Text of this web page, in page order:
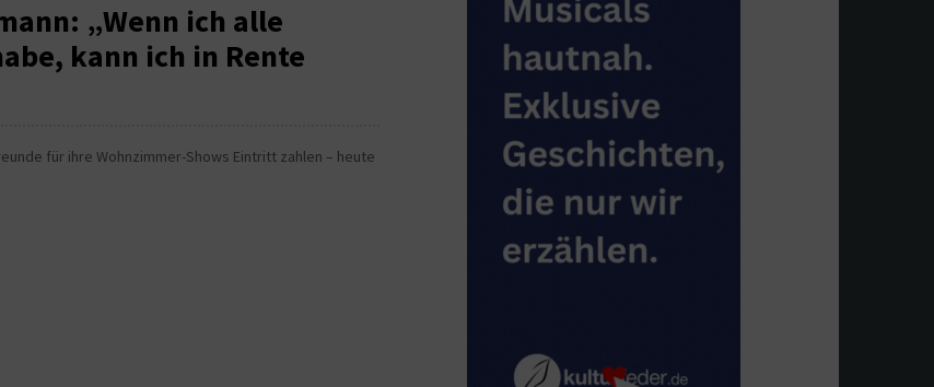
„Wenn ich alle
kann ich in Rente
für ihre Wohnzimmer-Shows Eintritt zahlen – heute